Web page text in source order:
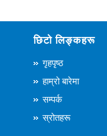
छिटो लिङ्कहरू
गृहपृष्ठ
हाम्रो बारेमा
सम्पर्क
स्रोतहरू